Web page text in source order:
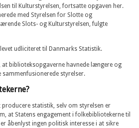
til Kulturstyrelsen, fortsatte opgaven her.
med Styrelsen for Slotte og
Slots- og Kulturstyrelsen, fulgte
udliciteret til Danmarks Statistik.
biblioteksopgaverne havnede længere og
sammenfusionerede styrelser.
statistik, selv om styrelsen er
at Statens engagement i folkebibliotekerne til
åbenlyst ingen politisk interesse i at sikre